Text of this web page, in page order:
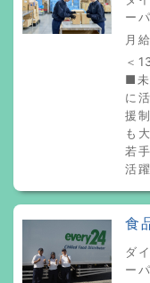
ー
月
＜
■未
に
援
も
若
活
食
ダ
ー